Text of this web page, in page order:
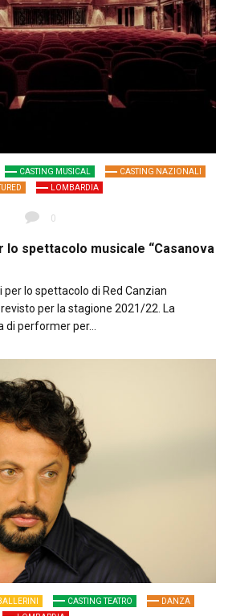
CASTING MUSICAL
CASTING NAZIONALI
LOMBARDIA
0
lo spettacolo musicale “Casanova
lo spettacolo di Red Canzian
per la stagione 2021/22. La
di performer per…
CASTING TEATRO
DANZA